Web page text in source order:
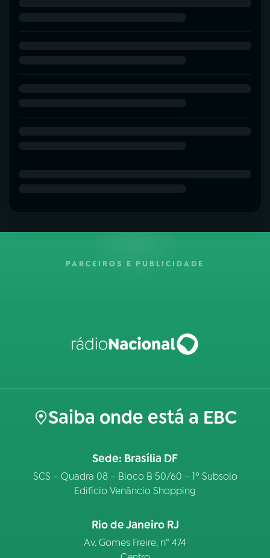
PARCEIROS E PUBLICIDADE
Saiba onde está a EBC
Sede: Brasília DF
SCS – Quadra 08 – Bloco B 50/60 – 1º Subsolo
Edifício Venâncio Shopping
Rio de Janeiro RJ
Av. Gomes Freire, n° 474